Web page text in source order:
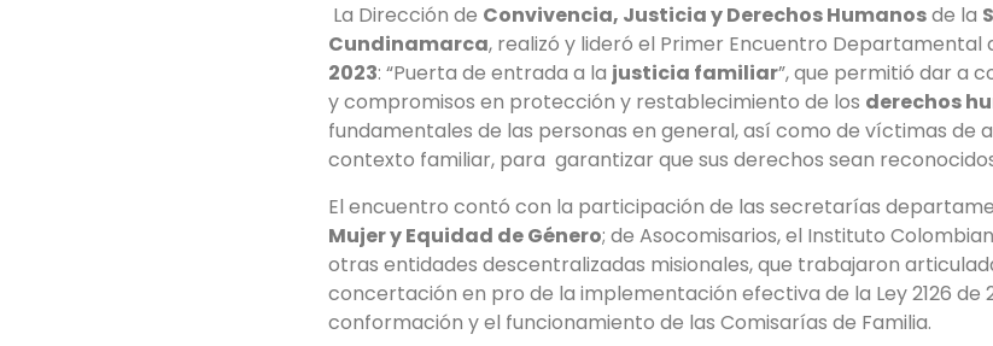
La Dirección de Convivencia, Justicia y Derechos Humanosde la
Cundinamarca, realizó y lideró el Primer Encuentro Departamental
2023: “Puerta de entrada a la justicia familiar”, que permitió dar a
y compromisos en protección y restablecimiento de los derechos
fundamentales de las personas en general, así como de víctimas de
contexto familiar, para garantizar que sus derechos sean
El encuentro contó con la participación de las secretarías
Mujer y Equidad de Género; de Asocomisarios, el Instituto
otras entidades descentralizadas misionales, que trabajaron
concertación en pro de la implementación efectiva de la Ley 2126 de
conformación y el funcionamiento de las Comisarías de Familia.